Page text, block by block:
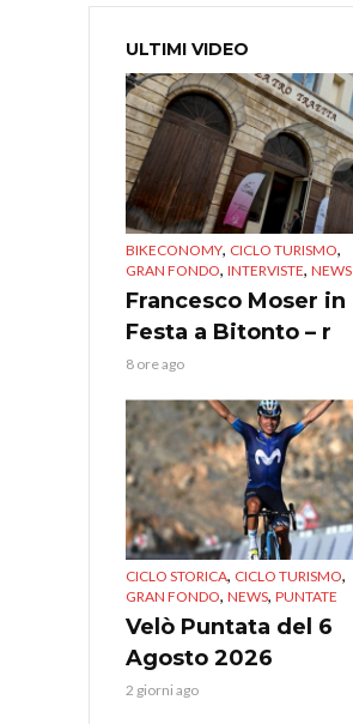
ULTIMI VIDEO
BIKECONOMY, CICLO TURISMO,
GRAN FONDO, INTERVISTE, NEWS
Francesco Moser in
Festa a Bitonto – r
8 ore ago
CICLO STORICA, CICLO TURISMO,
GRAN FONDO, NEWS, PUNTATE
Velò Puntata del 6
Agosto 2026
2 giorni ago